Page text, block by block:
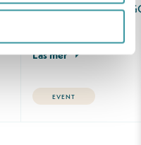
Andra bygger med
Läs mer
EVENT